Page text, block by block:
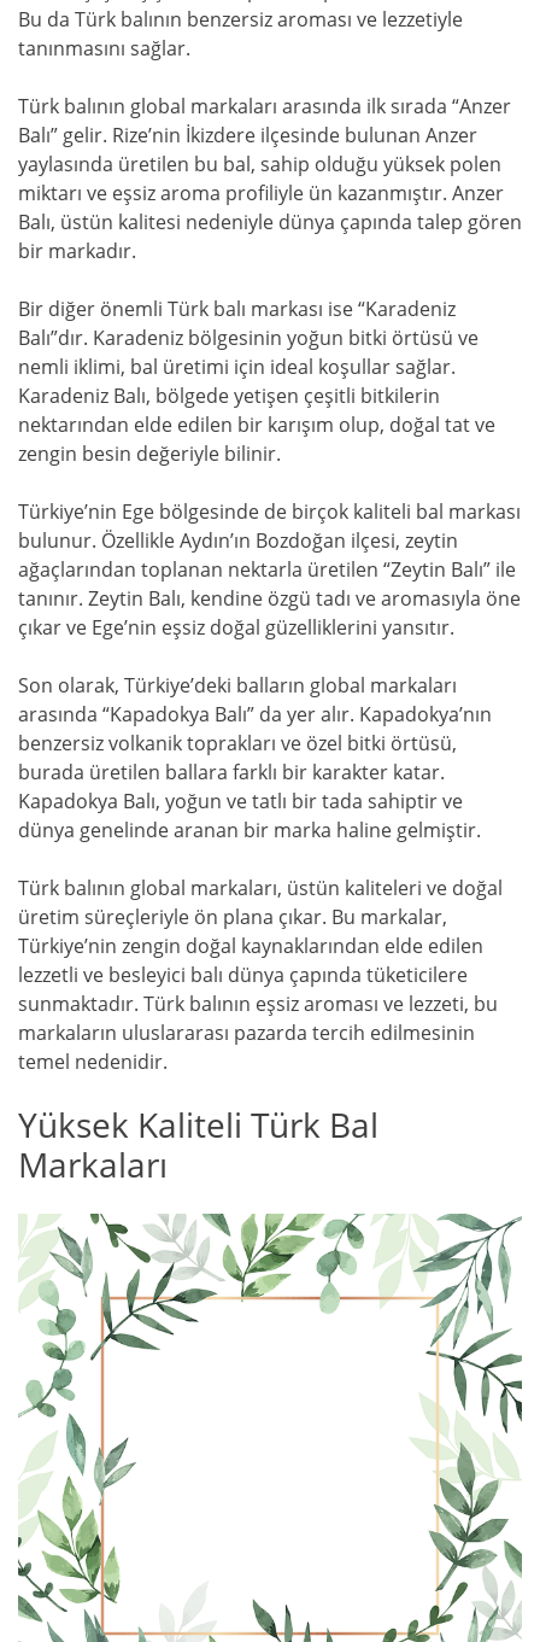
Bu da Türk balının benzersiz aroması ve lezzetiyle
tanınmasını sağlar.
Türk balının global markaları arasında ilk sırada “Anzer
Balı” gelir. Rize’nin İkizdere ilçesinde bulunan Anzer
yaylasında üretilen bu bal, sahip olduğu yüksek polen
miktarı ve eşsiz aroma profiliyle ün kazanmıştır. Anzer
Balı, üstün kalitesi nedeniyle dünya çapında talep gören
bir markadır.
Bir diğer önemli Türk balı markası ise “Karadeniz
Balı”dır. Karadeniz bölgesinin yoğun bitki örtüsü ve
nemli iklimi, bal üretimi için ideal koşullar sağlar.
Karadeniz Balı, bölgede yetişen çeşitli bitkilerin
nektarından elde edilen bir karışım olup, doğal tat ve
zengin besin değeriyle bilinir.
Türkiye’nin Ege bölgesinde de birçok kaliteli bal markası
bulunur. Özellikle Aydın’ın Bozdoğan ilçesi, zeytin
ağaçlarından toplanan nektarla üretilen “Zeytin Balı” ile
tanınır. Zeytin Balı, kendine özgü tadı ve aromasıyla öne
çıkar ve Ege’nin eşsiz doğal güzelliklerini yansıtır.
Son olarak, Türkiye’deki balların global markaları
arasında “Kapadokya Balı” da yer alır. Kapadokya’nın
benzersiz volkanik toprakları ve özel bitki örtüsü,
burada üretilen ballara farklı bir karakter katar.
Kapadokya Balı, yoğun ve tatlı bir tada sahiptir ve
dünya genelinde aranan bir marka haline gelmiştir.
Türk balının global markaları, üstün kaliteleri ve doğal
üretim süreçleriyle ön plana çıkar. Bu markalar,
Türkiye’nin zengin doğal kaynaklarından elde edilen
lezzetli ve besleyici balı dünya çapında tüketicilere
sunmaktadır. Türk balının eşsiz aroması ve lezzeti, bu
markaların uluslararası pazarda tercih edilmesinin
temel nedenidir.
Yüksek Kaliteli Türk Bal
Markaları